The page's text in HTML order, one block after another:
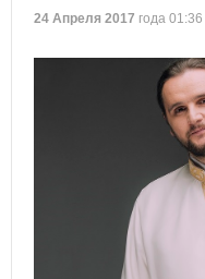
24 Апреля 2017 года 01:36